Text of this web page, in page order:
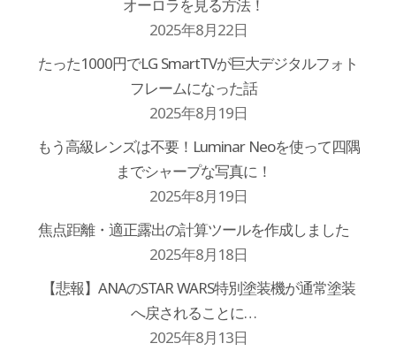
オーロラを見る方法！
2025年8月22日
たった1000円でLG SmartTVが巨大デジタルフォト
フレームになった話
2025年8月19日
もう高級レンズは不要！Luminar Neoを使って四隅
までシャープな写真に！
2025年8月19日
焦点距離・適正露出の計算ツールを作成しました
2025年8月18日
【悲報】ANAのSTAR WARS特別塗装機が通常塗装
へ戻されることに…
2025年8月13日